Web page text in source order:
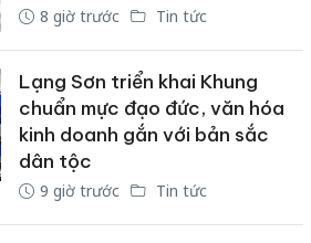
8 giờ trước Tin tức
Lạng Sơn triển khai Khung
chuẩn mực đạo đức, văn hóa
kinh doanh gắn với bản sắc
dân tộc
9 giờ trước Tin tức